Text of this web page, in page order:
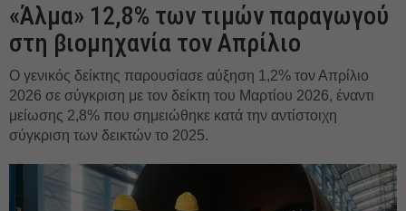
«Άλμα» 12,8% των τιμών παραγωγού
στη βιομηχανία τον Απρίλιο
Ο γενικός δείκτης παρουσίασε αύξηση 1,2% τον Απρίλιο
2026 σε σύγκριση με τον δείκτη του Μαρτίου 2026, έναντι
μείωσης 2,8% που σημειώθηκε κατά την αντίστοιχη
σύγκριση των δεικτών το 2025.